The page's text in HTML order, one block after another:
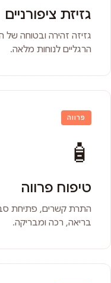
גזיזת ציפורניים
גזיזה זהירה ובטוחה של
הרגליים לנוחות מלאה.
פרווה
🧴
טיפוח פרווה
התרת קשרים, פתיחת
בריאה, רכה ומבריקה.